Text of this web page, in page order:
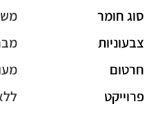
סוג חומר
צבעוניות
חרטום
פרוייקט